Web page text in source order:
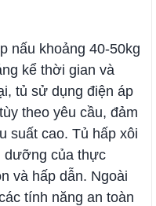
nấu khoảng 40-50kg
kể thời gian và
tủ sử dụng điện áp
theo yêu cầu, đảm
suất cao. Tủ hấp xôi
dưỡng của thực
và hấp dẫn. Ngoài
tính năng an toàn